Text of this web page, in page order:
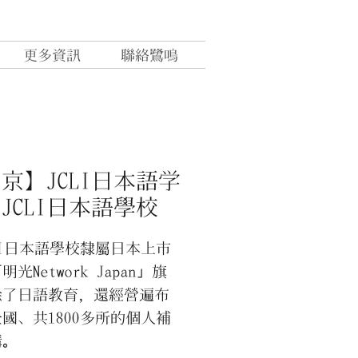
更多資訊 聯絡鷺鳴
京】JCLI日本語学
日本語學校
本語學校隸屬日本上市
光Network Japan」旗
日語教育，還經營遍布
、共1800多所的個人補